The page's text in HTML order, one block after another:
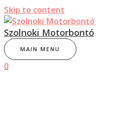
Skip to content
Szolnoki Motorbontó
MAIN MENU
0